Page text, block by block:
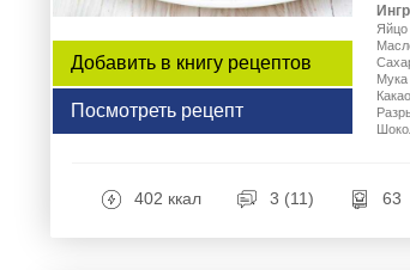
Добавить в книгу рецептов
Посмотреть рецепт
Яйцо
Мука
402 ккал 3 (11) 63